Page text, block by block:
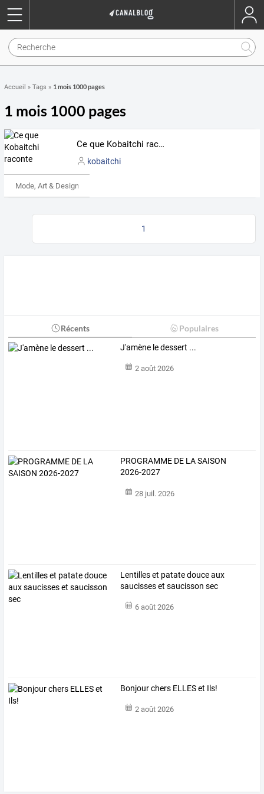
Accueil » Tags » 1 mois 1000 pages
1 mois 1000 pages
Ce que Kobaitchi raconte
kobaitchi
Mode, Art & Design
1
Récents Populaires
J'amène le dessert ...
2 août 2026
PROGRAMME DE LA SAISON
2026-2027
28 juil. 2026
Lentilles et patate douce aux
saucisses et saucisson sec
6 août 2026
Bonjour chers ELLES et Ils!
2 août 2026